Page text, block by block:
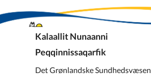
Kalaallit Nunaanni
Peqqinnissaqarfik
Det Grønlandske Sundhedsvæsen